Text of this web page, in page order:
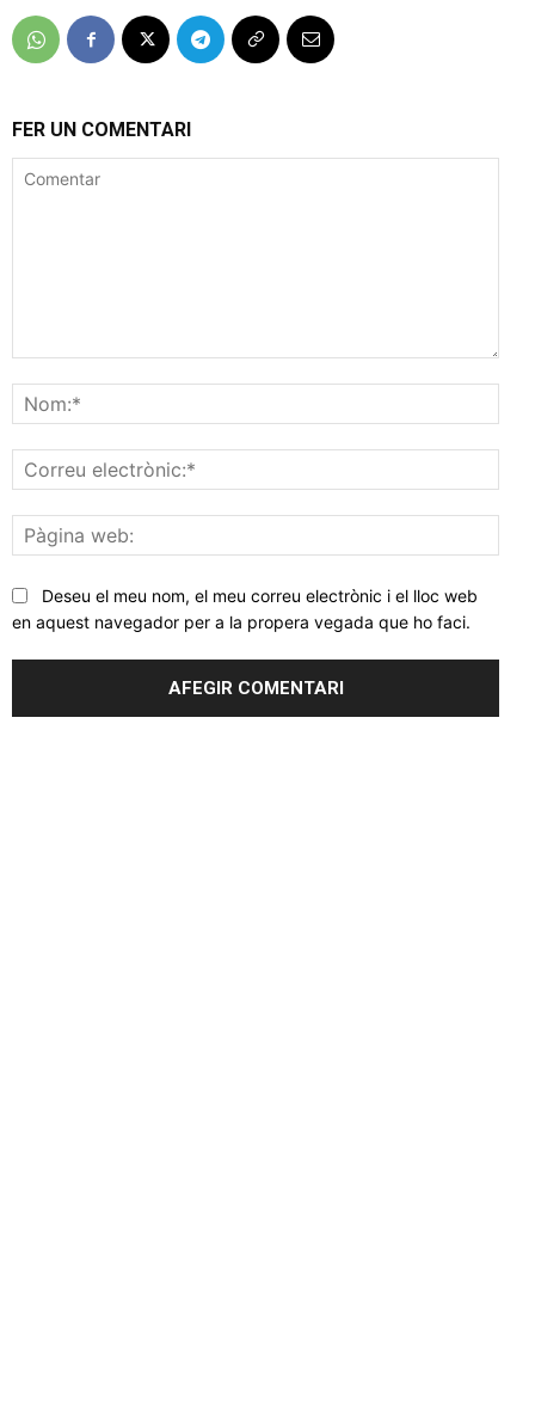
FER UN COMENTARI
web:
Deseu el meu nom, el meu correu electrònic i el lloc web
en aquest navegador per a la propera vegada que ho faci.